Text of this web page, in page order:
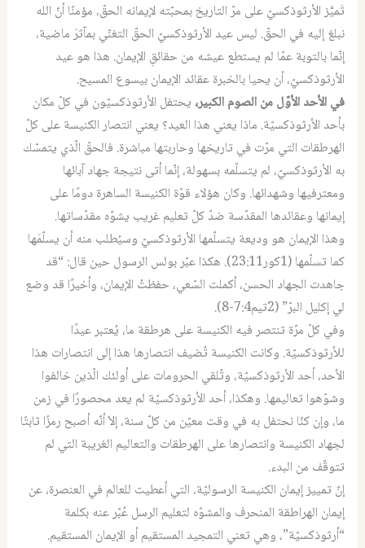
تَميَّز الأرثوذكسيّ على مرّ التاريخ بمحبّته لإيمانه الحقّ، مؤمنًا أنّ الله
نبلغ إليه في الحقّ. ليس عيد الأرثوذكسيّ الحقّ التغنّي بمآثرَ ماضية،
إنّما بالتوبة عمّا لم يستطع عيشه من حقائقِ الإيمان. هذا هو عيد
الأرثوذكسيّ، أن يحيا بالخبرة عقائد الإيمان بيسوع المسيح.
في الأحد الأوّل من الصوم الكبير، يحتفل الأرثوذكسيّون في كلّ مكان
بأحد الأرثوذكسيّة. ماذا يعني هذا العيد؟ يعني انتصار الكنيسة على كلّ
الهرطقات التي مرّت في تاريخها وحاربتها مباشرة. فالحقّ الّذي يتمسّك
به الأرثوذكسيّ، لم يتسلّمه بسهولة، إنّما أتى نتيجة جهاد آبائها
ومعترفيها وشهدائها. وكان هؤلاء قوّة الكنيسة الساهرة دومًا على
إيمانها وعقائدها المقدّسة ضدّ كلّ تعليم غريب يشوّه مقدّساتها.
وهذا الإيمان هو وديعة يتسلّمها الأرثوذكسيّ وسيُطلب منه أن يسلّمَها
كما تسلّمها (1كور23:11). هكذا عبّر بولس الرسول حين قال: “قد
جاهدت الجهاد الحسن، أكملت السّعي، حفظتُ الإيمان، وأخيرًا قد وضع
لي إكليل البرّ” (2تيم7:4-8).
وفي كلّ مرّة تنتصر فيه الكنيسة على هرطقة ما، يُعتبر عيدًا
للأرثوذكسيّة. وكانت الكنيسة تُضيف انتصارها هذا إلى انتصارات هذا
الأحد، أحد الأرثوذكسيّة، وتُلقي الحرومات على أولئك الّذين خالفوا
وشوّهوا تعاليمها. وهكذا، أحد الأرثوذكسيّة لم يعد محصورًا في زمن
ما، وإن كنّا نحتفل به في وقت معيّن من كلّ سنة، إلاّ أنّه أصبح رمزًا ثابتًا
لجهاد الكنيسة وانتصارها على الهرطقات والتعاليم الغريبة التي لم
تتوقّف من البدء.
إنّ تمييز إيمان الكنيسة الرسوليّة، التي أعطيت للعالم في العنصرة، عن
إيمان الهراطقة المنحرف والمشوّه لتعليم الرسل عُبّر عنه بكلمة
“أرثوذكسيّة”، وهي تعني التمجيد المستقيم أو الإيمان المستقيم.